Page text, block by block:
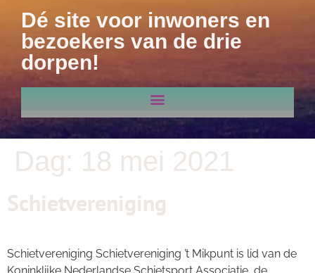
Dé site voor inwoners en
bezoekers van de drie
dorpen!
Dag: 18 mei 2021
Schietvereniging
Schietvereniging Schietvereniging ’t Mikpunt is lid van de